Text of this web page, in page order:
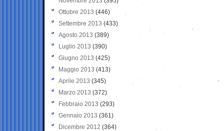
Ottobre 2013 (446)
Settembre 2013 (433)
Agosto 2013 (389)
Luglio 2013 (390)
Giugno 2013 (425)
Maggio 2013 (413)
Aprile 2013 (345)
Marzo 2013 (372)
Febbraio 2013 (293)
Gennaio 2013 (361)
Dicembre 2012 (364)